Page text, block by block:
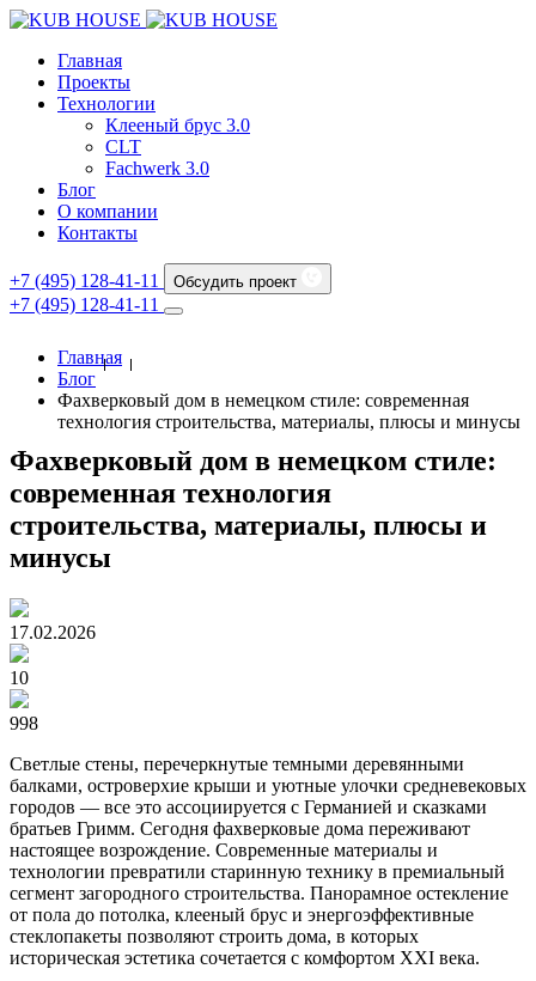
Главная
Проекты
Технологии
Клееный брус 3.0
CLT
Fachwerk 3.0
Блог
О компании
Контакты
+7 (495) 128-41-11 Обсудить проект
+7 (495) 128-41-11
Главная
Блог
Фахверковый дом в немецком стиле: современная
технология строительства, материалы, плюсы и минусы
Фахверковый дом в немецком стиле:
современная технология
строительства, материалы, плюсы и
минусы
17.02.2026
10
998
Светлые стены, перечеркнутые темными деревянными
балками, островерхие крыши и уютные улочки средневековых
городов — все это ассоциируется с Германией и сказками
братьев Гримм. Сегодня фахверковые дома переживают
настоящее возрождение. Современные материалы и
технологии превратили старинную технику в премиальный
сегмент загородного строительства. Панорамное остекление
от пола до потолка, клееный брус и энергоэффективные
стеклопакеты позволяют строить дома, в которых
историческая эстетика сочетается с комфортом XXI века.